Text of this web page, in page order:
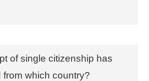
of single citizenship has
from which country?